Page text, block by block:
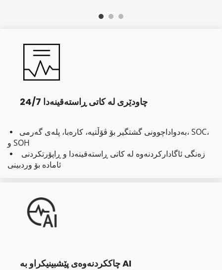
24/7 چاودێری لە کاتی ڕاستەقینەدا
 بەدواداچوونی گشتگیر بۆ ڤۆڵتیە، کارەبا، پلەی گەرمی، SOC،
و SOH

ئامادە بۆ وردبینی
چاککردنەوەی پێشبینیکراو بە AI